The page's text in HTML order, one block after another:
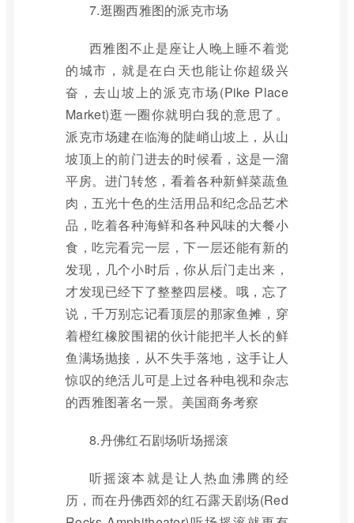
7.逛圈西雅图的派克市场
西雅图不止是座让人晚上睡不着觉
的城市，就是在白天也能让你超级兴
奋，去山坡上的派克市场(Pike Place
Market)逛一圈你就明白我的意思了。
派克市场建在临海的陡峭山坡上，从山
坡顶上的前门进去的时候看，这是一溜
平房。进门转悠，看着各种新鲜菜蔬鱼
肉，五光十色的生活用品和纪念品艺术
品，吃着各种海鲜和各种风味的大餐小
食，吃完看完一层，下一层还能有新的
发现，几个小时后，你从后门走出来，
才发现已经下了整整四层楼。哦，忘了
说，千万别忘记看顶层的那家鱼摊，穿
着橙红橡胶围裙的伙计能把半人长的鲜
鱼满场抛接，从不失手落地，这手让人
惊叹的绝活儿可是上过各种电视和杂志
的西雅图著名一景。美国商务考察
8.丹佛红石剧场听场摇滚
听摇滚本就是让人热血沸腾的经
历，而在丹佛西郊的红石露天剧场(Red